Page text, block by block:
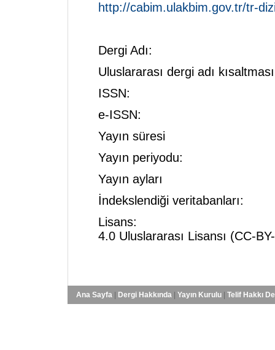
http://cabim.ulakbim.gov.tr/tr-
Dergi Adı: Türk
Uluslararası dergi adı
ISSN:
e-ISSN:
Yayın süresi
Yayın periyodu:
Yayın ayları Mart,
İndekslendiği veritabanları:
Lisans: Creative
4.0 Uluslararası Lisansı (CC-
Ana Sayfa| Dergi Hakkında| Yayın Kurulu| Telif Hakkı